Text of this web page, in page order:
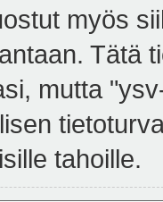
myös
Tätä
mutta
tahoille.